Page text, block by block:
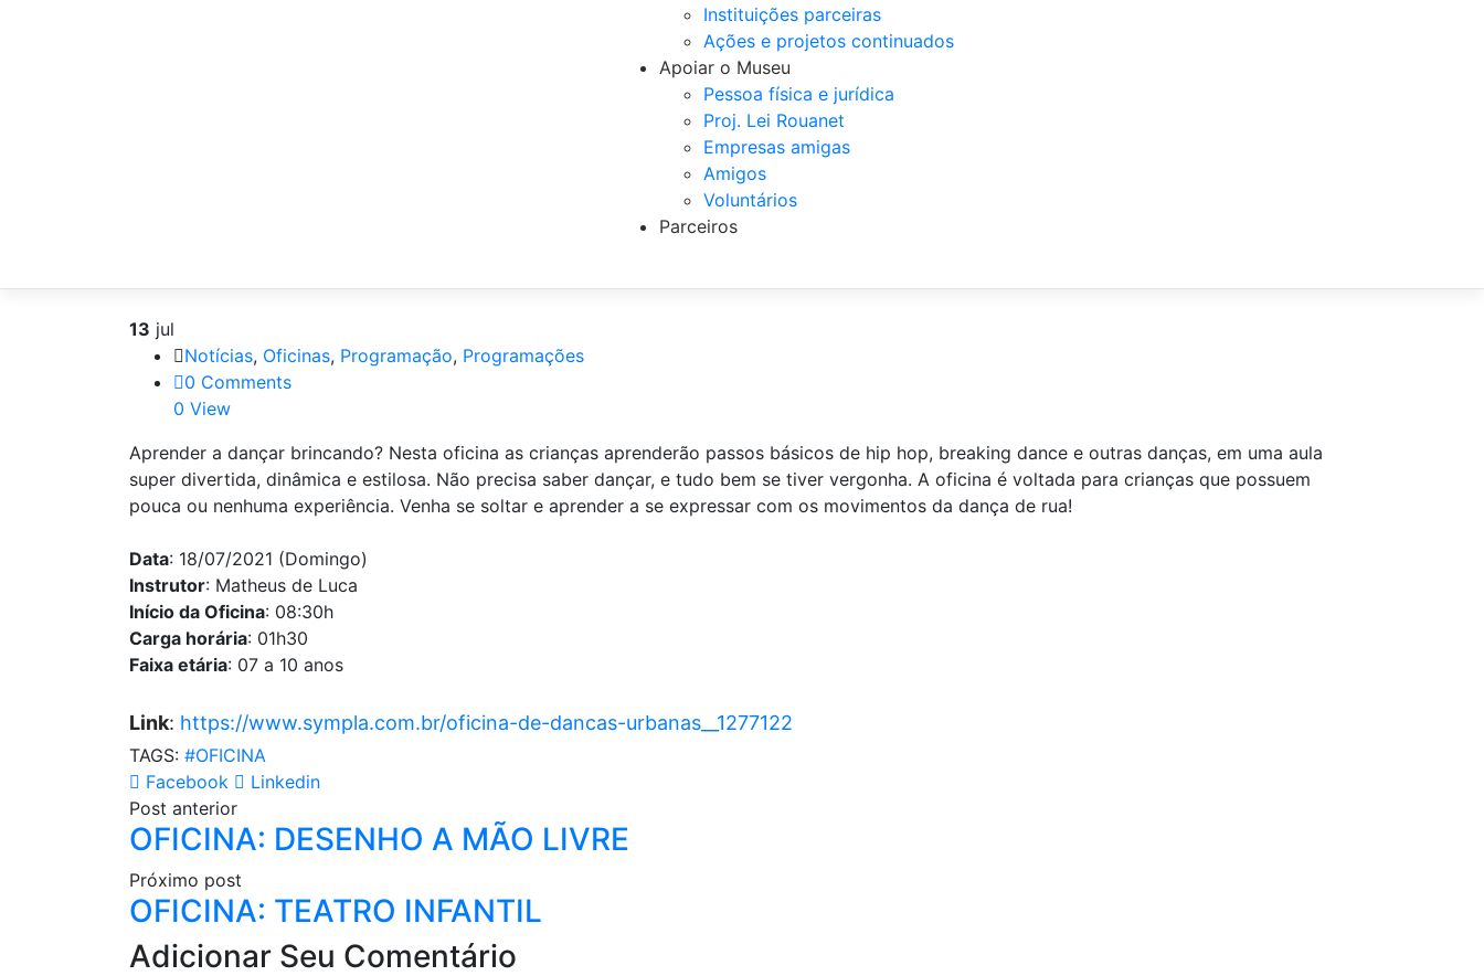
Instituições parceiras
Ações e projetos continuados
Apoiar o Museu
Pessoa física e jurídica
Proj. Lei Rouanet
Empresas amigas
Amigos
Voluntários
Parceiros
13 jul
Notícias, Oficinas, Programação, Programações
0 Comments
0 View
Aprender a dançar brincando? Nesta oficina as crianças aprenderão passos básicos de hip hop, breaking dance e outras danças, em uma aula
super divertida, dinâmica e estilosa. Não precisa saber dançar, e tudo bem se tiver vergonha. A oficina é voltada para crianças que possuem
pouca ou nenhuma experiência. Venha se soltar e aprender a se expressar com os movimentos da dança de rua!
Data: 18/07/2021 (Domingo)
Instrutor: Matheus de Luca
Início da Oficina: 08:30h
Carga horária: 01h30
Faixa etária: 07 a 10 anos
Link: https://www.sympla.com.br/oficina-de-dancas-urbanas__1277122
TAGS: #OFICINA
Facebook
Linkedin
Post anterior
OFICINA: DESENHO A MÃO LIVRE
Próximo post
OFICINA: TEATRO INFANTIL
Adicionar Seu Comentário